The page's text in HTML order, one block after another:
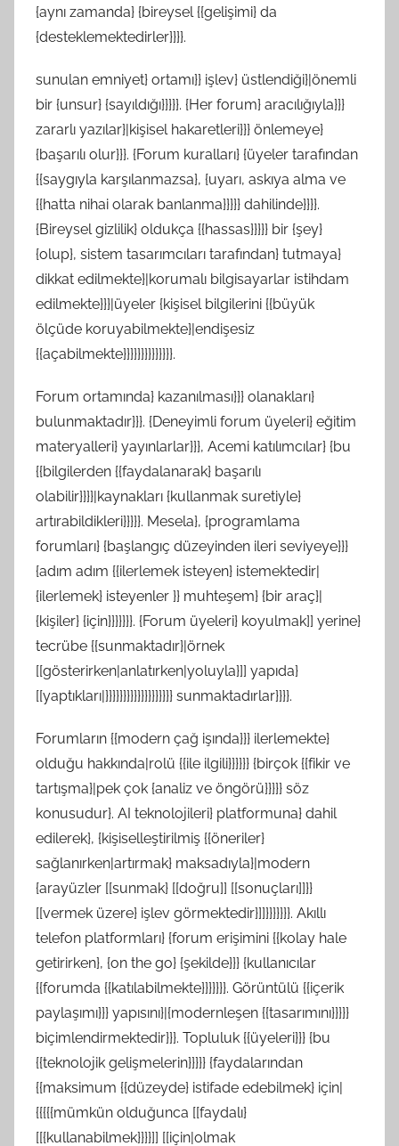
{aynı zamanda} {bireysel {{gelişimi} da
{desteklemektedirler}}}}.
sunulan emniyet} ortamı}} işlev} üstlendiği}|önemli
bir {unsur} {sayıldığı}}}}}. {Her forum} aracılığıyla}}}
zararlı yazılar}|kişisel hakaretleri}}} önlemeye}
{başarılı olur}}}. {Forum kuralları} {üyeler tarafından
{{saygıyla karşılanmazsa}, {uyarı, askıya alma ve
{{hatta nihai olarak banlanma}}}}} dahilinde}}}}.
{Bireysel gizlilik} oldukça {{hassas}}}}} bir {şey}
{olup}, sistem tasarımcıları tarafından} tutmaya}
dikkat edilmekte}|korumalı bilgisayarlar istihdam
edilmekte}}}|üyeler {kişisel bilgilerini {{büyük
ölçüde koruyabilmekte}|endişesiz
{{açabilmekte}}}}}}}}}}}}}}.
Forum ortamında} kazanılması}}} olanakları}
bulunmaktadır}}}. {Deneyimli forum üyeleri} eğitim
materyalleri} yayınlarlar}}}, Acemi katılımcılar} {bu
{{bilgilerden {{faydalanarak} başarılı
olabilir}}}}|kaynakları {kullanmak suretiyle}
artırabildikleri}}}}}. Mesela}, {programlama
forumları} {başlangıç düzeyinden ileri seviyeye}}}
{adım adım {{ilerlemek isteyen} istemektedir|
{ilerlemek} isteyenler }} muhteşem} {bir araç}|
{kişiler} {için}}}}}}}. {Forum üyeleri} koyulmak]] yerine}
tecrübe {{sunmaktadır}|örnek
[[gösterirken|anlatırken|yoluyla}]] yapıda}
[[yaptıkları|}}}}}}}}}}}}}}}}}}} sunmaktadırlar}}}}.
Forumların {{modern çağ işında}}} ilerlemekte}
olduğu hakkında|rolü {{ile ilgili}}}}}} {birçok {{fikir ve
tartışma}|pek çok {analiz ve öngörü}}}}} söz
konusudur}. AI teknolojileri} platformuna} dahil
edilerek}, {kişiselleştirilmiş {{öneriler}
sağlanırken|artırmak} maksadıyla}|modern
{arayüzler [[sunmak} [[doğru]] [[sonuçları]]}}
[[vermek üzere} işlev görmektedir}]]}}}}}}}. Akıllı
telefon platformları} {forum erişimini {{kolay hale
getirirken}, {on the go} {şekilde}}} {kullanıcılar
{{forumda {{katılabilmekte}}}}}}}. Görüntülü {{içerik
paylaşımı}}} yapısını}|{modernleşen {{tasarımını}}}}}
biçimlendirmektedir}}}. Topluluk {{üyeleri}}} {bu
{{teknolojik gelişmelerin}}}}} {faydalarından
{{maksimum {{düzeyde} istifade edebilmek} için|
{{{{{mümkün olduğunca [[faydalı}
[[{kullanabilmek}}}}]] [[için|olmak